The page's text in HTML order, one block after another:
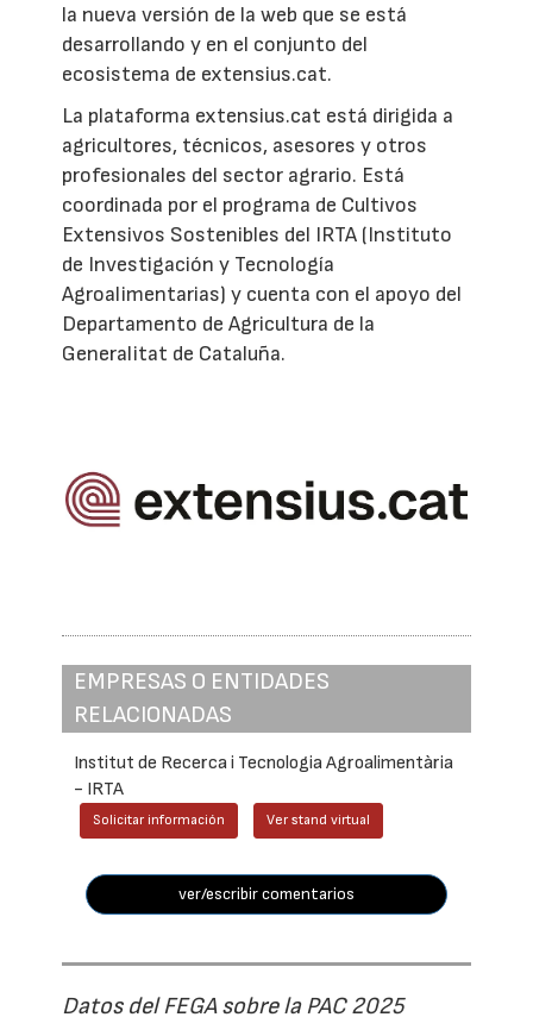
la nueva versión de la web que se está
desarrollando y en el conjunto del
ecosistema de extensius.cat.
La plataforma extensius.cat está dirigida a
agricultores, técnicos, asesores y otros
profesionales del sector agrario. Está
coordinada por el programa de Cultivos
Extensivos Sostenibles del IRTA (Instituto
de Investigación y Tecnología
Agroalimentarias) y cuenta con el apoyo del
Departamento de Agricultura de la
Generalitat de Cataluña.
EMPRESAS O ENTIDADES
RELACIONADAS
Institut de Recerca i Tecnologia Agroalimentària
- IRTA
Solicitar información Ver stand virtual
ver/escribir comentarios
Datos del FEGA sobre la PAC 2025